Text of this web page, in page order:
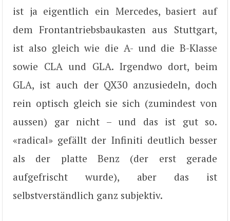
ist ja eigentlich ein Mercedes, basiert auf
dem Frontantriebsbaukasten aus Stuttgart,
ist also gleich wie die A- und die B-Klasse
sowie CLA und GLA. Irgendwo dort, beim
GLA, ist auch der QX30 anzusiedeln, doch
rein optisch gleich sie sich (zumindest von
aussen) gar nicht – und das ist gut so.
«radical» gefällt der Infiniti deutlich besser
als der platte Benz (der erst gerade
aufgefrischt wurde), aber das ist
selbstverständlich ganz subjektiv.